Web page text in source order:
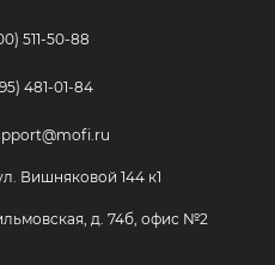
511-50-88
481-01-84
Вишняковой 144 к1
д. 74б, офис №2